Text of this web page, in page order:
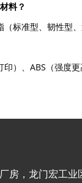
料？
标准型、韧性型、
印）、ABS（强度
房，龙门宏工业